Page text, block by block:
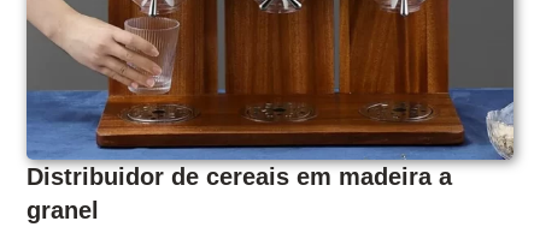
Distribuidor de cereais em madeira a
granel